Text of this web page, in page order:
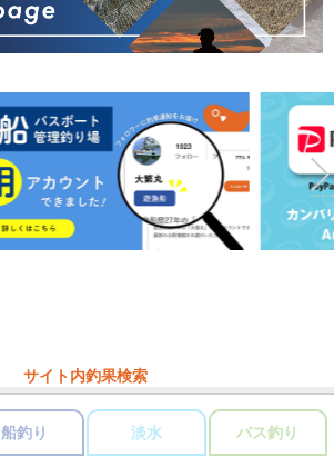
サイト内釣果検索
船釣り 淡水 バス釣り